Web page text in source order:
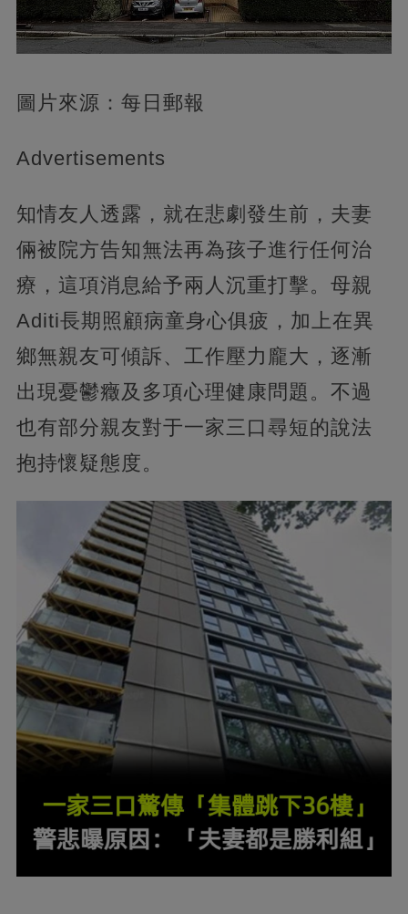
圖片來源：每日郵報
Advertisements
知情友人透露，就在悲劇發生前，夫妻
倆被院方告知無法再為孩子進行任何治
療，這項消息給予兩人沉重打擊。母親
Aditi長期照顧病童身心俱疲，加上在異
鄉無親友可傾訴、工作壓力龐大，逐漸
出現憂鬱癥及多項心理健康問題。不過
也有部分親友對于一家三口尋短的說法
抱持懷疑態度。